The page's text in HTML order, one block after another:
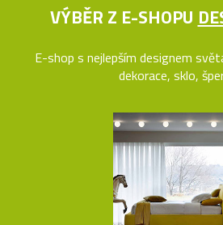
VÝBĚR Z E-SHOPU
E-shop s nejlepším designem
dekorace, sklo,